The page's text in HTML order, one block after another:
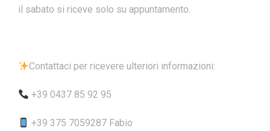
il sabato si riceve solo su appuntamento.
Contattaci per ricevere ulteriori informazioni:
+39 0437 85 92 95
+39 375 7059287 Fabio